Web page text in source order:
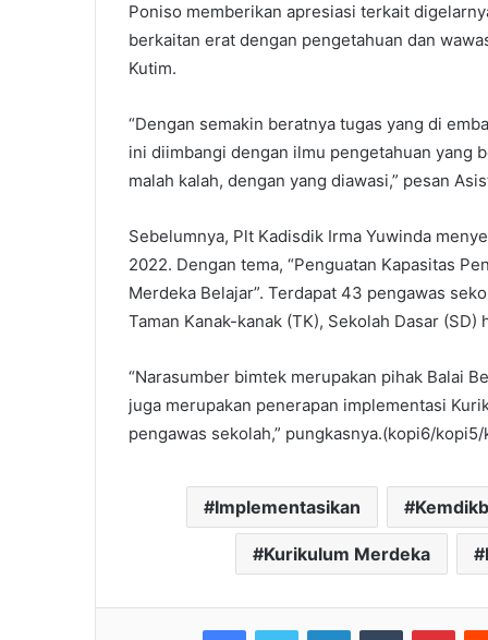
Poniso memberikan apresiasi terkait
berkaitan erat dengan pengetahuan dan
Kutim.
“Dengan semakin beratnya tugas yang di
ini diimbangi dengan ilmu pengetahuan yang
malah kalah, dengan yang diawasi,” pesan
Sebelumnya, Plt Kadisdik Irma Yuwinda
2022. Dengan tema, “Penguatan Kapasitas
Merdeka Belajar”. Terdapat 43 pengawas
Taman Kanak-kanak (TK), Sekolah Dasar
“Narasumber bimtek merupakan pihak Balai
juga merupakan penerapan implementasi
pengawas sekolah,” pungkasnya.(kopi6/
Implementasikan
Kurikulum Merdeka